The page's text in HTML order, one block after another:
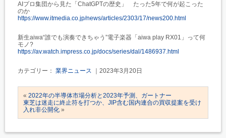
AIプロ集団から見た「ChatGPTの歴史」 たった5年で何が起こった
のか
https://www.itmedia.co.jp/news/articles/2303/17/news200.html
新生aiwa“誰でも演奏できちゃう”電子楽器「aiwa play RX01」って何
モノ?
https://av.watch.impress.co.jp/docs/series/dal/1486937.html
カテゴリー： 業界ニュース ｜2023年3月20日
« 2022年の半導体市場分析と2023年予測、ガートナー
東芝は迷走に終止符を打つか、JIP含む国内連合の買収提案を受け
入れ非公開化 »